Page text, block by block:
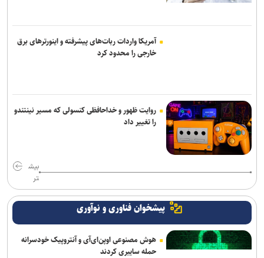
آمریکا واردات ربات‌های پیشرفته و اینورترهای برق
خارجی را محدود کرد
روایت ظهور و خداحافظی کنسولی که مسیر نینتندو
را تغییر داد
بیش
تر
پیشخوان فناوری و نوآوری
هوش مصنوعی اوپن‌ای‌آی و آنتروپیک خودسرانه
حمله سایبری کردند